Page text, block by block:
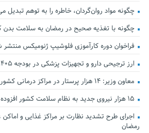
چگونه مواد روان‌گردان، خاطره را به توهم تبدیل
چگونه با تغذیه صحیح در رمضان به سلامت بدن
فراخوان دوره کارآموزی فلوشیپ ژنومیکس
ارز ترجیحی دارو و تجهیزات پزشکی در بودجه ۱۴۰۵ حفظ شد
معاون وزیر: ۱۴ هزار پرستار در مراکز درمانی کشور فعالیت می‌کنند
۱۵ هزار نیروی جدید به نظام سلامت کشور افزوده شد
اجرای طرح تشدید نظارت بر مراکز غذایی و
رمضان